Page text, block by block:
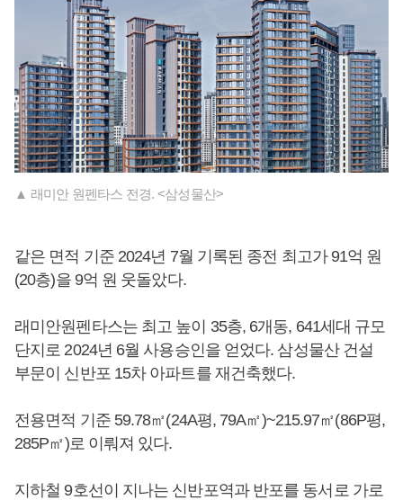
▲ 래미안 원펜타스 전경. <삼성물산>
같은 면적 기준 2024년 7월 기록된 종전 최고가 91억 원
(20층)을 9억 원 웃돌았다.
래미안원펜타스는 최고 높이 35층, 6개동, 641세대 규모
단지로 2024년 6월 사용승인을 얻었다. 삼성물산 건설
부문이 신반포 15차 아파트를 재건축했다.
전용면적 기준 59.78㎡(24A평, 79A㎡)~215.97㎡(86P평,
285P㎡)로 이뤄져 있다.
지하철 9호선이 지나는 신반포역과 반포를 동서로 가로